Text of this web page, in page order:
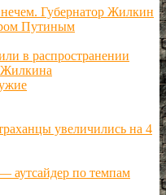
Губернатор Жилкин
Путиным
в распространении
Жилкина
увеличились на 4
аутсайдер по темпам